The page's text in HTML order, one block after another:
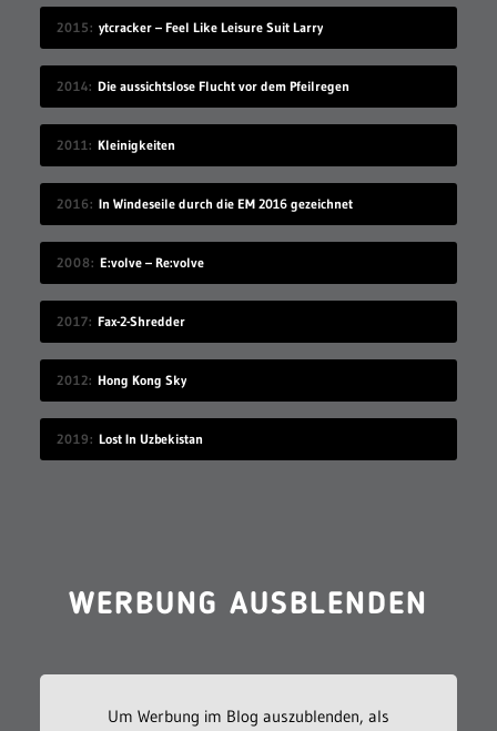
2015 ytcracker – Feel Like Leisure Suit Larry
2014 Die aussichtslose Flucht vor dem Pfeilregen
2011 Kleinigkeiten
2016 In Windeseile durch die EM 2016 gezeichnet
2008 E:volve – Re:volve
2017 Fax-2-Shredder
2012 Hong Kong Sky
2019 Lost In Uzbekistan
WERBUNG AUSBLENDEN
Um Werbung im Blog auszublenden, als